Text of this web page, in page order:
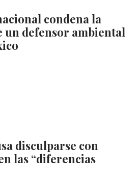
condena la
un defensor ambiental
disculparse con
las “diferencias